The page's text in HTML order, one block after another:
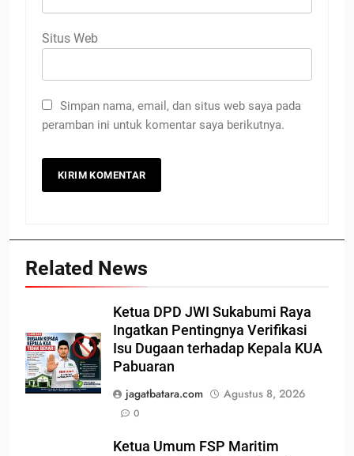
Situs Web
Simpan nama, email, dan situs web saya pada
peramban ini untuk komentar saya berikutnya.
Related News
Ketua DPD JWI Sukabumi Raya
Ingatkan Pentingnya Verifikasi
Isu Dugaan terhadap Kepala KUA
Pabuaran
jagatbatara.com
Agustus 8, 2026
0
Ketua Umum FSP Maritim